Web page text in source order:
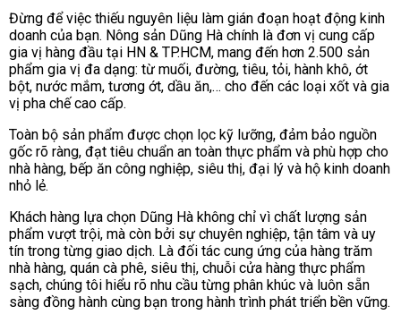
Đừng để việc thiếu nguyên liệu làm gián đoạn hoạt động kinh
doanh của bạn. Nông sản Dũng Hà chính là đơn vị cung cấp
gia vị hàng đầu tại HN & TP.HCM, mang đến hơn 2.500 sản
phẩm gia vị đa dạng: từ muối, đường, tiêu, tỏi, hành khô, ớt
bột, nước mắm, tương ớt, dầu ăn,… cho đến các loại xốt và gia
vị pha chế cao cấp.
Toàn bộ sản phẩm được chọn lọc kỹ lưỡng, đảm bảo nguồn
gốc rõ ràng, đạt tiêu chuẩn an toàn thực phẩm và phù hợp cho
nhà hàng, bếp ăn công nghiệp, siêu thị, đại lý và hộ kinh doanh
nhỏ lẻ.
Khách hàng lựa chọn Dũng Hà không chỉ vì chất lượng sản
phẩm vượt trội, mà còn bởi sự chuyên nghiệp, tận tâm và uy
tín trong từng giao dịch. Là đối tác cung ứng của hàng trăm
nhà hàng, quán cà phê, siêu thị, chuỗi cửa hàng thực phẩm
sạch, chúng tôi hiểu rõ nhu cầu từng phân khúc và luôn sẵn
sàng đồng hành cùng bạn trong hành trình phát triển bền vững.